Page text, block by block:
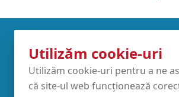
Utilizăm cookie-uri
Utilizăm cookie-uri pentru a ne
că site-ul web funcționează